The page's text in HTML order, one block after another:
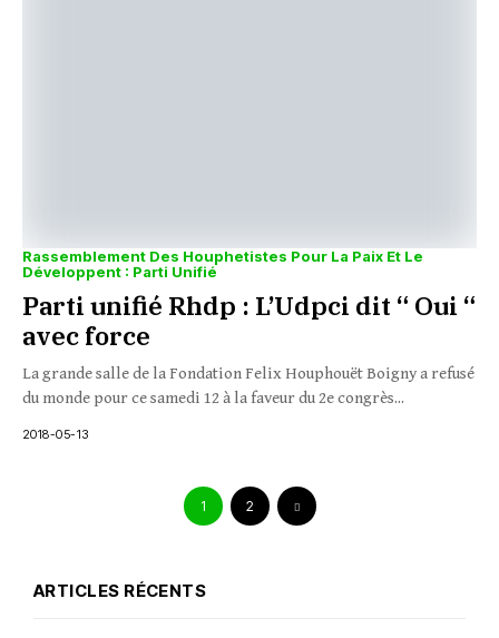
Rassemblement Des Houphetistes Pour La Paix Et Le
Développent : Parti Unifié
Parti unifié Rhdp : L’Udpci dit “ Oui “
avec force
La grande salle de la Fondation Felix Houphouët Boigny a refusé
du monde pour ce samedi 12 à la faveur du 2e congrès...
2018-05-13
1 2
ARTICLES RÉCENTS